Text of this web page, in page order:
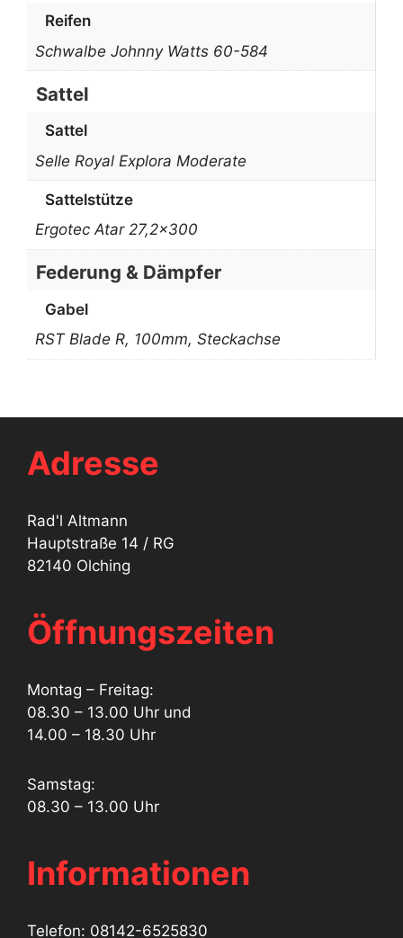
Reifen
Schwalbe Johnny Watts 60-584
Sattel
Sattel
Selle Royal Explora Moderate
Sattelstütze
Ergotec Atar 27,2×300
Federung & Dämpfer
Gabel
RST Blade R, 100mm, Steckachse
Adresse
Rad'l Altmann
Hauptstraße 14 / RG
82140 Olching
Öffnungszeiten
Montag – Freitag:
08.30 – 13.00 Uhr und
14.00 – 18.30 Uhr
Samstag:
08.30 – 13.00 Uhr
Informationen
Telefon: 08142-6525830